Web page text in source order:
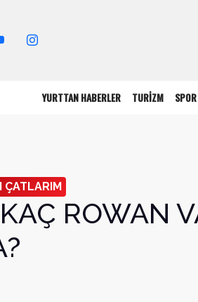
YURTTAN HABERLER TURİZM SPOR
ÇATLARIM
ROWAN
Arama Yap!